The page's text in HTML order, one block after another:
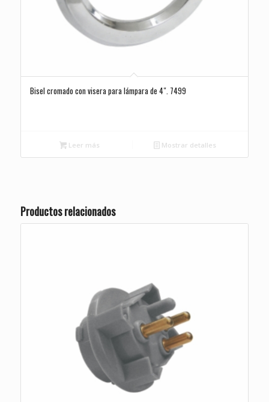
Bisel cromado con visera para lámpara de 4″. 7499
Leer más Mostrar detalles
Productos relacionados